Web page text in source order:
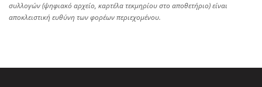
συλλογών (ψηφιακό αρχείο, καρτέλα τεκμηρίου στο αποθετήριο) είναι
αποκλειστική ευθύνη των φορέων περιεχομένου.